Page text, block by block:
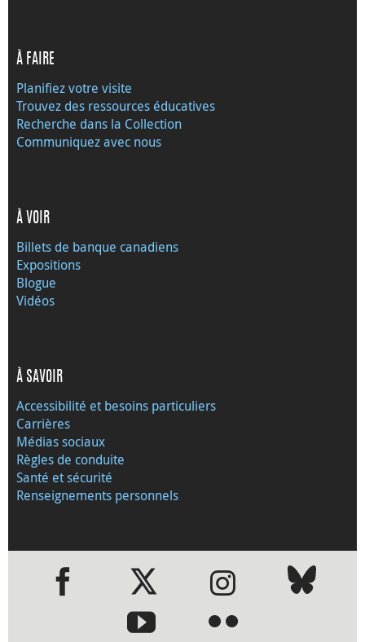
À FAIRE
Planifiez votre visite
Trouvez des ressources éducatives
Recherche dans la Collection
Communiquez avec nous
À VOIR
Billets de banque canadiens
Expositions
Blogue
Vidéos
À SAVOIR
Accessibilité et besoins particuliers
Carrières
Médias sociaux
Règles de conduite
Santé et sécurité
Renseignements personnels
●●